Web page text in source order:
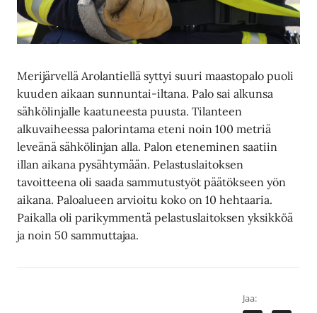
Merijärvellä Arolantiellä syttyi suuri maastopalo puoli
kuuden aikaan sunnuntai-iltana. Palo sai alkunsa
sähkölinjalle kaatuneesta puusta. Tilanteen
alkuvaiheessa palorintama eteni noin 100 metriä
leveänä sähkölinjan alla. Palon eteneminen saatiin
illan aikana pysähtymään. Pelastuslaitoksen
tavoitteena oli saada sammutustyöt päätökseen yön
aikana. Paloalueen arvioitu koko on 10 hehtaaria.
Paikalla oli parikymmentä pelastuslaitoksen yksikköä
ja noin 50 sammuttajaa.
Jaa: